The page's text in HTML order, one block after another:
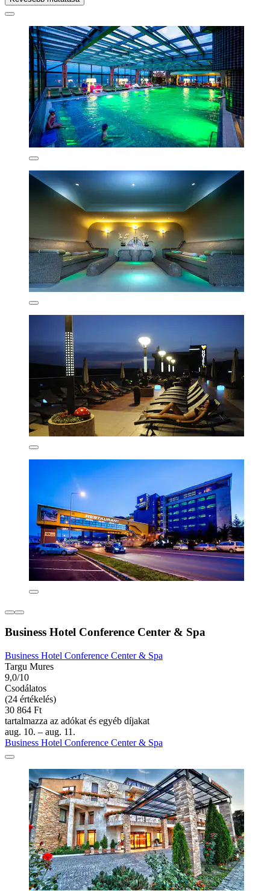
Business Hotel Conference Center & Spa
Business Hotel Conference Center & Spa
Targu Mures
9,0/10
Csodálatos
(24 értékelés)
30 864 Ft
tartalmazza az adókat és egyéb díjakat
aug. 10. – aug. 11.
Business Hotel Conference Center & Spa